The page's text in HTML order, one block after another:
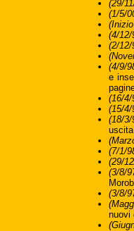
(29/
(1/5/
(4/12/
(2/12/
(4/9/
e
(16/4/
(15/4/
(18/3/
(7/1/
(29/
(3/8/
(3/8/
nuovi